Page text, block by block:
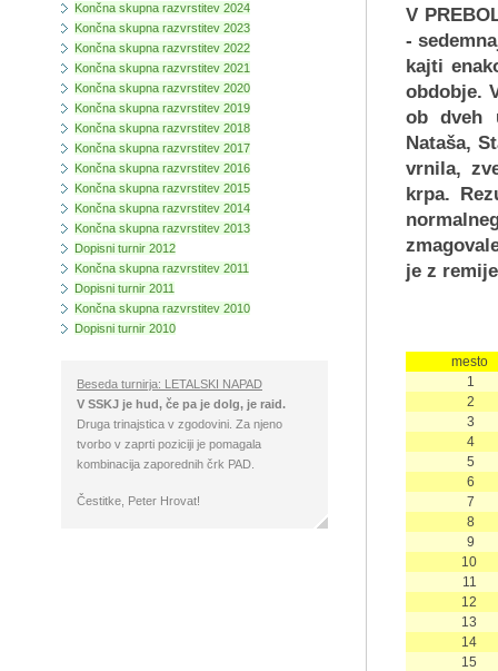
Končna skupna razvrstitev 2024
Končna skupna razvrstitev 2023
Končna skupna razvrstitev 2022
Končna skupna razvrstitev 2021
Končna skupna razvrstitev 2020
Končna skupna razvrstitev 2019
Končna skupna razvrstitev 2018
Končna skupna razvrstitev 2017
Končna skupna razvrstitev 2016
Končna skupna razvrstitev 2015
Končna skupna razvrstitev 2014
Končna skupna razvrstitev 2013
Dopisni turnir 2012
Končna skupna razvrstitev 2011
Dopisni turnir 2011
Končna skupna razvrstitev 2010
Dopisni turnir 2010
Beseda turnirja: LETALSKI NAPAD
V SSKJ je hud, če pa je dolg, je raid.
Druga trinajstica v zgodovini. Za njeno
tvorbo v zaprti poziciji je pomagala
kombinacija zaporednih črk PAD.
Čestitke, Peter Hrovat!
V
-
kajti
obdobje.
ob dveh
Nataša,
vrnila,
krpa.
je z
mesto
1
2
3
4
5
6
7
8
9
10
11
12
13
14
15